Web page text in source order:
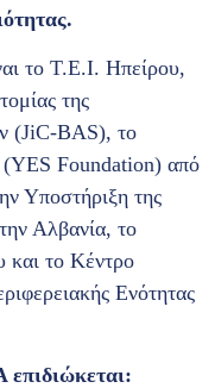
το Τ.Ε.Ι. Ηπείρου,
της
(JiC-BAS), το
(YES Foundation) από
Υποστήριξη της
Αλβανία, το
και το Κέντρο
Ενότητας